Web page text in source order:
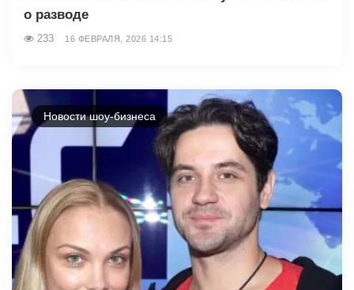
о разводе
233 16 ФЕВРАЛЯ, 2026 14:15
Новости шоу-бизнеса